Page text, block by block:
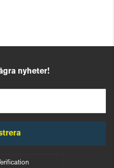
nyheter!